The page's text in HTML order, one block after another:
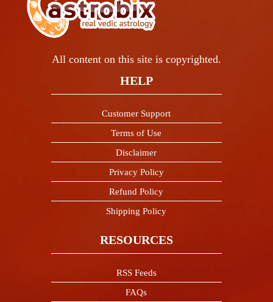
All content on this site is copyrighted.
HELP
Customer Support
Terms of Use
Disclaimer
Privacy Policy
Refund Policy
Shipping Policy
RESOURCES
RSS Feeds
FAQs